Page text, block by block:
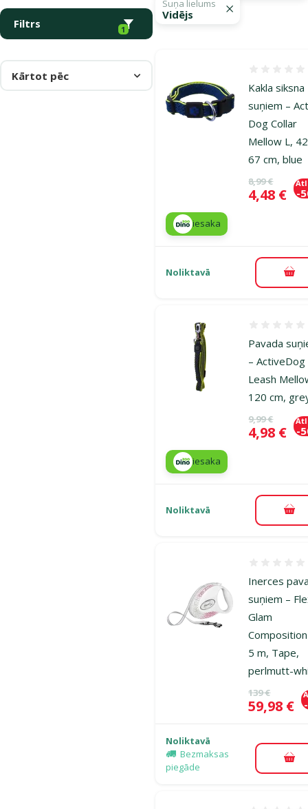
Filtrs 1
Suņa lielums
Vidējs
Kārtot pēc
Kakla siksna
suņiem –
Dog Collar
Mellow L,
67 cm, blue
Oriģinālā
8,99 €
Cena
4,48 € -
iesaka
Noliktavā
Pavada
– ActiveDog
Leash
120 cm,
Oriģinālā
9,99 €
Cena
4,98 € -
iesaka
Noliktavā
Inerces
suņiem –
Glam
5 m, Tape,
perlmutt-
Oriģinālā
139 €
Cena
59,98 €
Noliktavā
Bezmaksas
piegāde